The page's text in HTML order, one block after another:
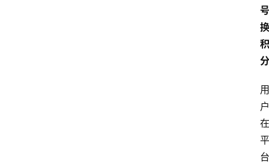
号
换
积
分
用
户
在
平
台